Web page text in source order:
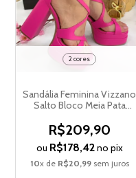
2 cores
Sandália Feminina Vizzano
Salto Bloco Meia Pata
R$209,90
ou R$178,42no pix
10x de R$20,99sem juros